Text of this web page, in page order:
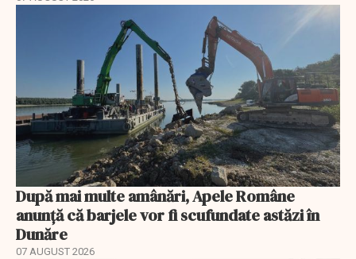
După mai multe amânări, Apele Române
anunță că barjele vor fi scufundate astăzi în
Dunăre
07 AUGUST 2026